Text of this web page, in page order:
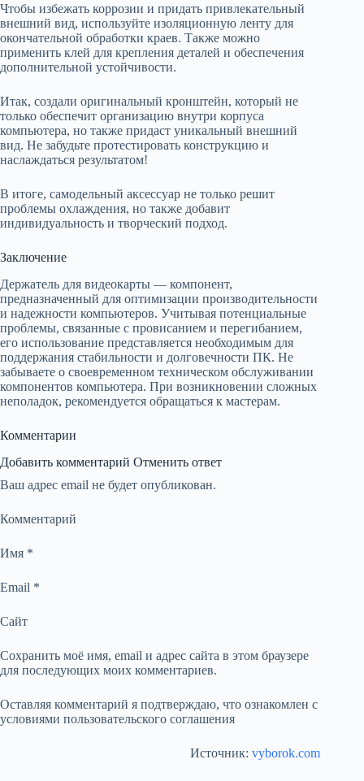
Чтобы избежать коррозии и придать привлекательный
внешний вид, используйте изоляционную ленту для
окончательной обработки краев. Также можно
применить клей для крепления деталей и обеспечения
дополнительной устойчивости.
Итак, создали оригинальный кронштейн, который не
только обеспечит организацию внутри корпуса
компьютера, но также придаст уникальный внешний
вид. Не забудьте протестировать конструкцию и
наслаждаться результатом!
В итоге, самодельный аксессуар не только решит
проблемы охлаждения, но также добавит
индивидуальность и творческий подход.
Заключение
Держатель для видеокарты — компонент,
предназначенный для оптимизации производительности
и надежности компьютеров. Учитывая потенциальные
проблемы, связанные с провисанием и перегибанием,
его использование представляется необходимым для
поддержания стабильности и долговечности ПК. Не
забываете о своевременном техническом обслуживании
компонентов компьютера. При возникновении сложных
неполадок, рекомендуется обращаться к мастерам.
Комментарии
Добавить комментарий Отменить ответ
Ваш адрес email не будет опубликован.
Комментарий
Имя *
Email *
Сайт
Сохранить моё имя, email и адрес сайта в этом браузере
для последующих моих комментариев.
Оставляя комментарий я подтверждаю, что ознакомлен с
условиями пользовательского соглашения
Источник:vyborok.com